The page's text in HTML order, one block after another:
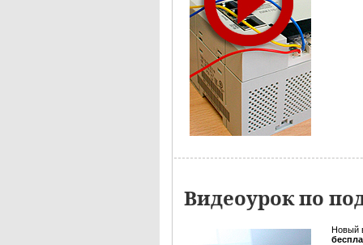
Видеоурок по
Новый